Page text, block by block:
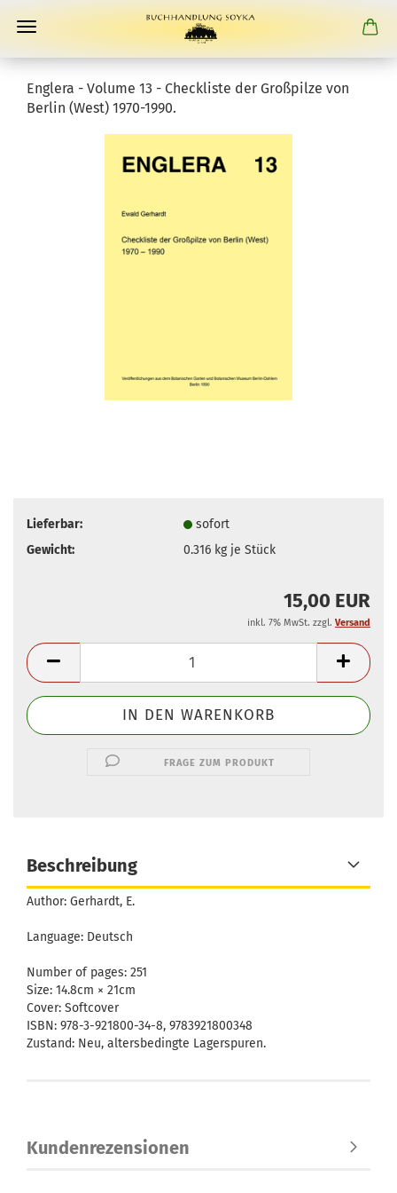
Englera - Volume 13 - Checkliste der Großpilze von
Berlin (West) 1970-1990.
Lieferbar:
sofort
Gewicht:
0.316kg je Stück
15,00 EUR
inkl. 7% MwSt. zzgl. Versand
FRAGE ZUM PRODUKT
Beschreibung
Author: Gerhardt, E.
Language: Deutsch
Number of pages: 251
Size: 14.8cm × 21cm
Cover: Softcover
ISBN: 978-3-921800-34-8, 9783921800348
Zustand: Neu, altersbedingte Lagerspuren.
Kundenrezensionen